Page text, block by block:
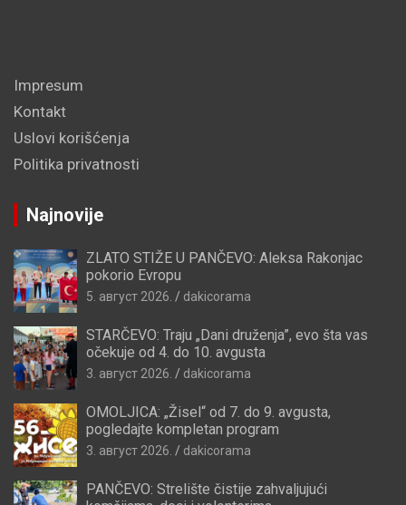
Impresum
Kontakt
Uslovi korišćenja
Politika privatnosti
Najnovije
ZLATO STIŽE U PANČEVO: Aleksa Rakonjac
pokorio Evropu
5. август 2026. dakicorama
STARČEVO: Traju „Dani druženja”, evo šta vas
očekuje od 4. do 10. avgusta
3. август 2026. dakicorama
OMOLJICA: „Žisel“ od 7. do 9. avgusta,
pogledajte kompletan program
3. август 2026. dakicorama
PANČEVO: Strelište čistije zahvaljujući